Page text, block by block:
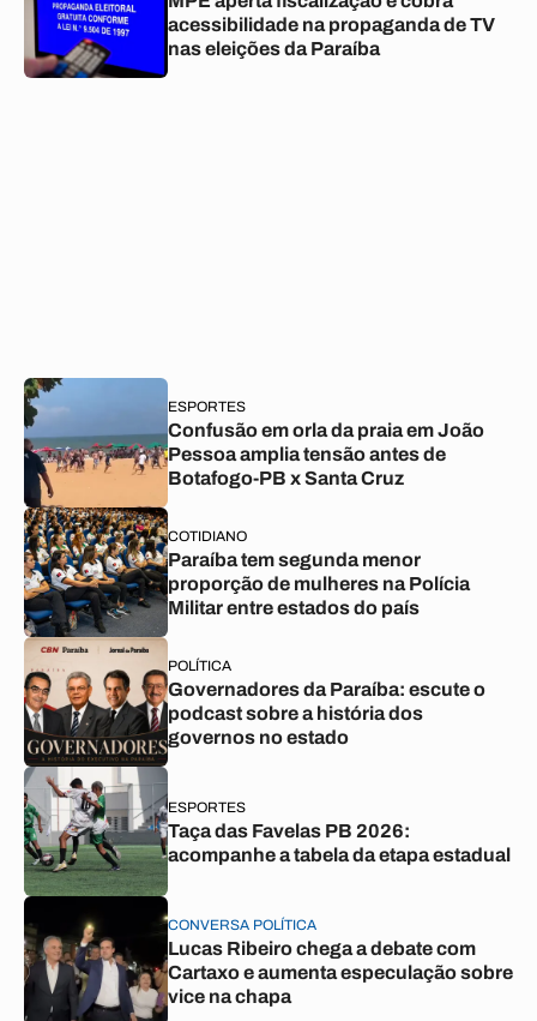
acessibilidade na propaganda de TV
nas eleições da Paraíba
ESPORTES
Confusão em orla da praia em João
Pessoa amplia tensão antes de
Botafogo-PB x Santa Cruz
COTIDIANO
Paraíba tem segunda menor
proporção de mulheres na Polícia
Militar entre estados do país
POLÍTICA
Governadores da Paraíba: escute o
podcast sobre a história dos
governos no estado
ESPORTES
Taça das Favelas PB 2026:
acompanhe a tabela da etapa estadual
CONVERSA POLÍTICA
Lucas Ribeiro chega a debate com
Cartaxo e aumenta especulação sobre
vice na chapa